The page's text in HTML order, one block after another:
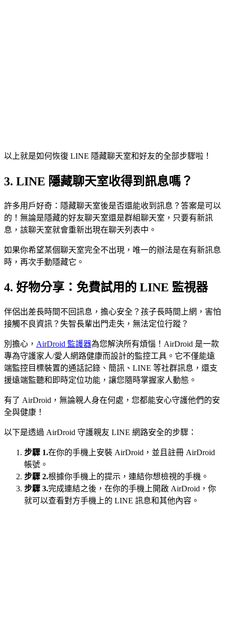
以上就是如何恢復 LINE 隱藏聊天室和好友的全部步驟啦！
3. LINE 隱藏聊天室收得到訊息嗎？
許多用戶好奇：隱藏聊天室後是否還能收到訊息？答案是可以
的！無論是隱藏的好友聊天室還是群組聊天室，只要有新訊
息，該聊天室就會重新出現在聊天列表中。
如果你希望某個聊天室完全不出現，唯一的辦法是在有新訊息
時，再次手動隱藏它。
4. 好物分享：免費試用的 LINE 監視器
伴侶出差長時間不回訊息，擔心安全？孩子長時間上網，害怕
接觸不良資訊？失智長輩出門走失，無法定位行蹤？
別擔心， AirDroid 監護器為您解決所有煩惱！AirDroid 是一款
專為守護家人/愛人網路健康而設計的監控工具。它不僅能遠
端監控目標裝置的通話記錄、簡訊、LINE 等社群訊息，還支
援遠端監聽和即時定位功能，讓您隨時掌握家人動態。
有了 AirDroid，無論親人身在何處，您都能安心守護他們的安
全與健康！
以下是透過 AirDroid 守護親友 LINE 網路安全的步驟：
步驟 1.在你的手機上安裝 AirDroid，並且註冊 AirDroid
帳號。
步驟 2.根據你手機上的提示，連結你想檢視的手機。
步驟 3.完成連結之後，在你的手機上開啟 AirDroid，你
就可以查看對方手機上的 LINE 訊息和其他內容。